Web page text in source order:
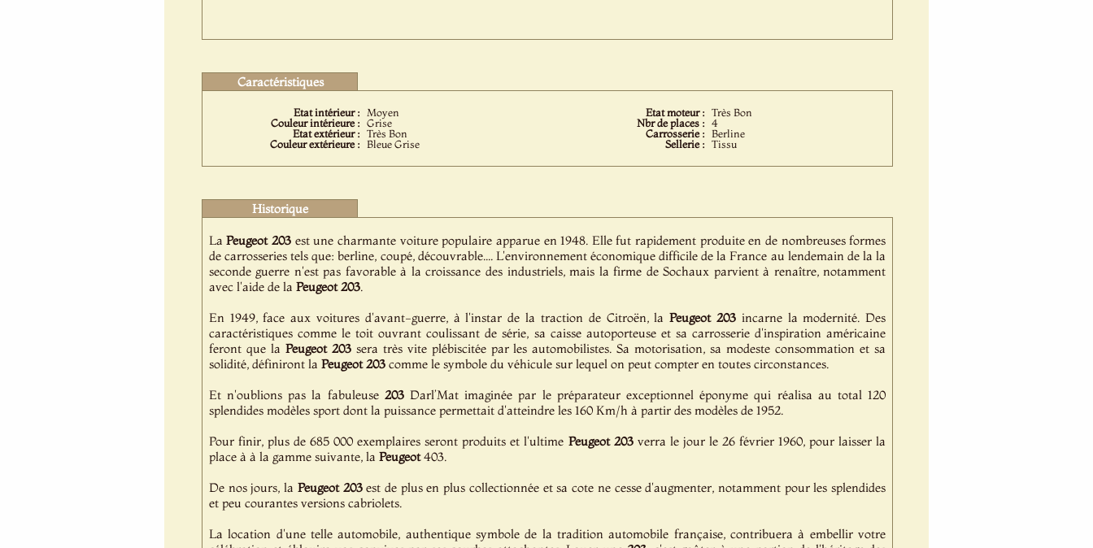
Caractéristiques
Etat intérieur :
Moyen
Couleur intérieure : Grise
Etat extérieur : Très Bon
Couleur extérieure : Bleue Grise
Etat moteur : Très Bon
Nbr de places : 4
Carrosserie : Berline
Sellerie : Tissu
Historique
LaPeugeot 203 est une charmante voiture populaire apparue en 1948. Elle fut rapidement produite en de nombreuses formes
de carrosseries tels que: berline, coupé, découvrable.... L'environnement économique difficile de la France au lendemain de la la
seconde guerre n'est pas favorable à la croissance des industriels, mais la firme de Sochaux parvient à renaître, notamment
avec l'aide de la Peugeot 203.
En 1949, face aux voitures d'avant-guerre, à l'instar de la traction de Citroën, laPeugeot 203incarne la modernité. Des
caractéristiques comme le toit ouvrant coulissant de série, sa caisse autoporteuse et sa carrosserie d'inspiration américaine
feront que la Peugeot 203sera très vite plébiscitée par les automobilistes. Sa motorisation, sa modeste consommation et sa
solidité, définiront la Peugeot 203comme le symbole du véhicule sur lequel on peut compter en toutes circonstances.
Et n'oublions pas la fabuleuse 203Darl’Mat imaginée par le préparateur exceptionnel éponyme qui réalisa au total 120
splendides modèles sport dont la puissance permettait d'atteindre les 160 Km/h à partir des modèles de 1952.
Pour finir, plus de 685 000 exemplaires seront produits et l'ultime Peugeot 203verra le jour le 26 février 1960, pour laisser la
place à à la gamme suivante, la Peugeot403.
De nos jours, la Peugeot 203est de plus en plus collectionnée et sa cote ne cesse d'augmenter, notamment pour les splendides
et peu courantes versions cabriolets.
La location d'une telle automobile, authentique symbole de la tradition automobile française, contribuera à embellir votre